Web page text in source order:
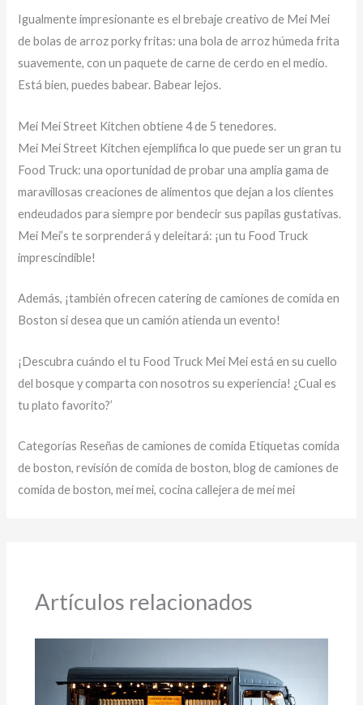
Igualmente impresionante es el brebaje creativo de Mei Mei
de bolas de arroz porky fritas: una bola de arroz húmeda frita
suavemente, con un paquete de carne de cerdo en el medio.
Está bien, puedes babear. Babear lejos.
Mei Mei Street Kitchen obtiene 4 de 5 tenedores.
Mei Mei Street Kitchen ejemplifica lo que puede ser un gran tu
Food Truck: una oportunidad de probar una amplia gama de
maravillosas creaciones de alimentos que dejan a los clientes
endeudados para siempre por bendecir sus papilas gustativas.
Mei Mei’s te sorprenderá y deleitará: ¡un tu Food Truck
imprescindible!
Además, ¡también ofrecen catering de camiones de comida en
Boston si desea que un camión atienda un evento!
¡Descubra cuándo el tu Food Truck Mei Mei está en su cuello
del bosque y comparta con nosotros su experiencia! ¿Cual es
tu plato favorito?’
Categorías Reseñas de camiones de comida Etiquetas comida
de boston, revisión de comida de boston, blog de camiones de
comida de boston, mei mei, cocina callejera de mei mei
Artículos relacionados